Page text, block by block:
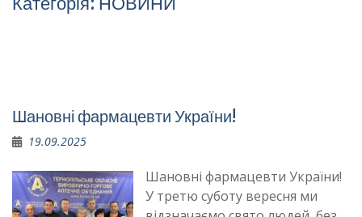
Шановні фармацевти України!
19.09.2025
Шановні фармацевти України!
У третю суботу вересня ми